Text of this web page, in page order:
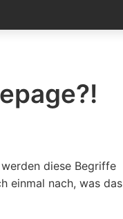
diese Begriffe
einmal nach, was das